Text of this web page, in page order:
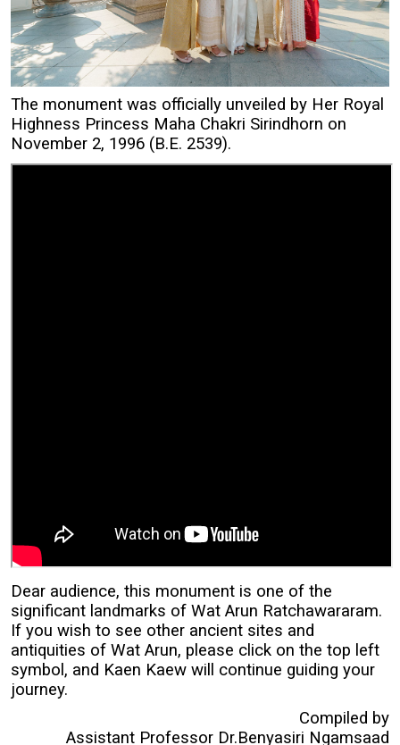
The monument was officially unveiled by Her Royal
Highness Princess Maha Chakri Sirindhorn on
November 2, 1996 (B.E. 2539).
Dear audience, this monument is one of the
significant landmarks of Wat Arun Ratchawararam.
If you wish to see other ancient sites and
antiquities of Wat Arun, please click on the top left
symbol, and Kaen Kaew will continue guiding your
journey.
Compiled by
Assistant Professor Dr.Benyasiri Ngamsaad